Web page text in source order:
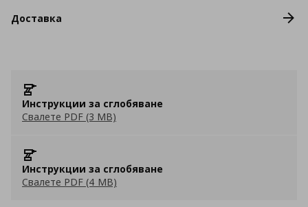
Доставка
Инструкции за сглобяване
Свалете PDF (3 MB)
Инструкции за сглобяване
Свалете PDF (4 MB)